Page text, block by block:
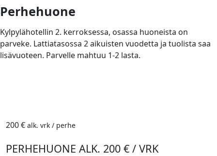
Perhehuone
Kylpylähotellin 2. kerroksessa, osassa huoneista on
parveke. Lattiatasossa 2 aikuisten vuodetta ja tuolista saa
lisävuoteen. Parvelle mahtuu 1-2 lasta.
200 € alk. vrk / perhe
PERHEHUONE ALK. 200 € / VRK